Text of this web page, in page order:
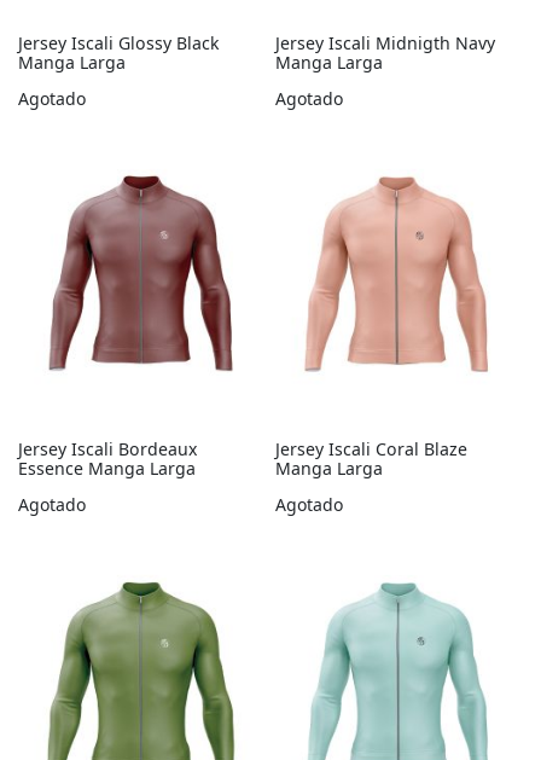
Jersey Iscali Glossy Black
Manga Larga
Agotado
Jersey Iscali Midnigth Navy
Manga Larga
Agotado
Jersey Iscali Bordeaux
Essence Manga Larga
Agotado
Jersey Iscali Coral Blaze
Manga Larga
Agotado